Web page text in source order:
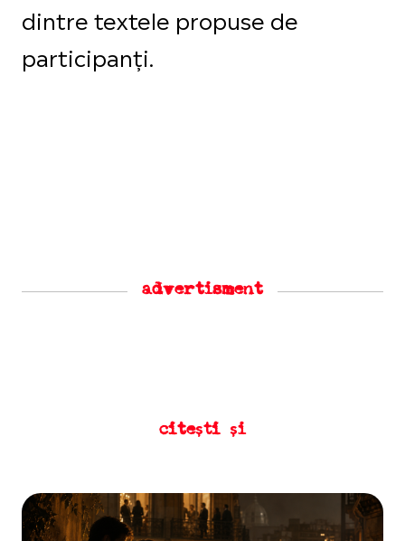
dintre textele propuse de
participanți.
advertisment
citești și